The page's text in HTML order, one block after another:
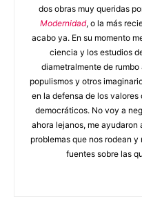
dos obras muy queridas
Modernidad, o la más
acabo ya. En su momento
ciencia y los estudios
diametralmente de
populismos y otros
en la defensa de los
democráticos. No voy a
ahora lejanos, me ayudaron
problemas que nos rodean
fuentes sobre las